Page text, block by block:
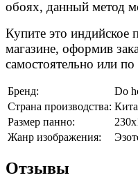
обоях, данный метод
Купите это индийское
магазине, оформив
самостоятельно или
Бренд:
Do
Страна производства:
Размер панно:
Жанр изображения:
Отзывы